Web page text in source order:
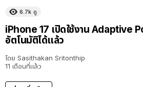
6.7k ดู
iPhone 17 เปิดใช้งาน Adaptive
อัตโนมัติได้แล้ว
โดย Sasithakan Sritonthip
11 เดือนที่แล้ว